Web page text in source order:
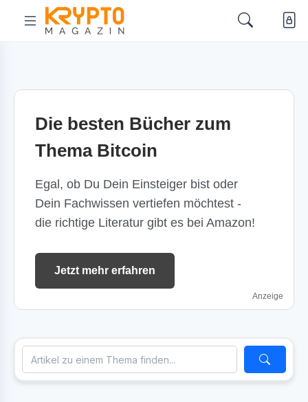
Die besten Bücher zum
Thema Bitcoin
Egal, ob Du Dein Einsteiger bist oder
Dein Fachwissen vertiefen möchtest -
die richtige Literatur gibt es bei Amazon!
Jetzt mehr erfahren
Anzeige